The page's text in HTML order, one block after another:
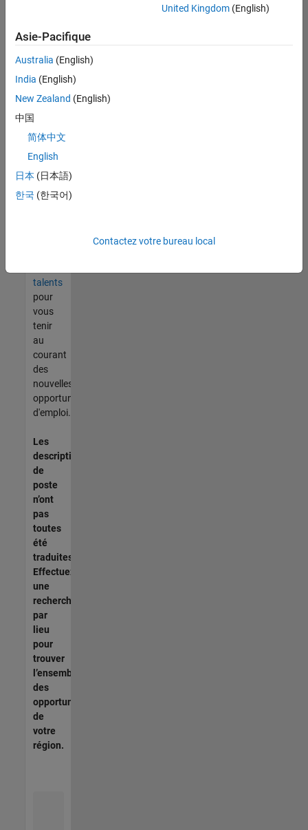
d'emploi.
malgré
tout
vous
trouvez
pas
d'offre
corresponde
à vos
talents
pour
vous
tenir
au
courant
des
nouvelles
opportunités
d'emploi.
Les
descriptions
de
poste
n’ont
pas
toutes
été
traduites.
Effectuez
une
recherche
par
lieu
pour
trouver
l’ensemble
des
opportunités
de
votre
région.
United Kingdom(English)
Asie-Pacifique
Australia (English)
India (English)
New Zealand (English)
中国
简体中文
English
日本 (日本語)
한국 (한국어)
Contactez votre bureau local